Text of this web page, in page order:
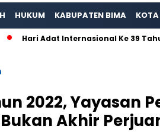
HUKUM KABUPATEN BIMA
Adat Internasional Ke 39 Tahun,
2022, Yayasan
Akhir